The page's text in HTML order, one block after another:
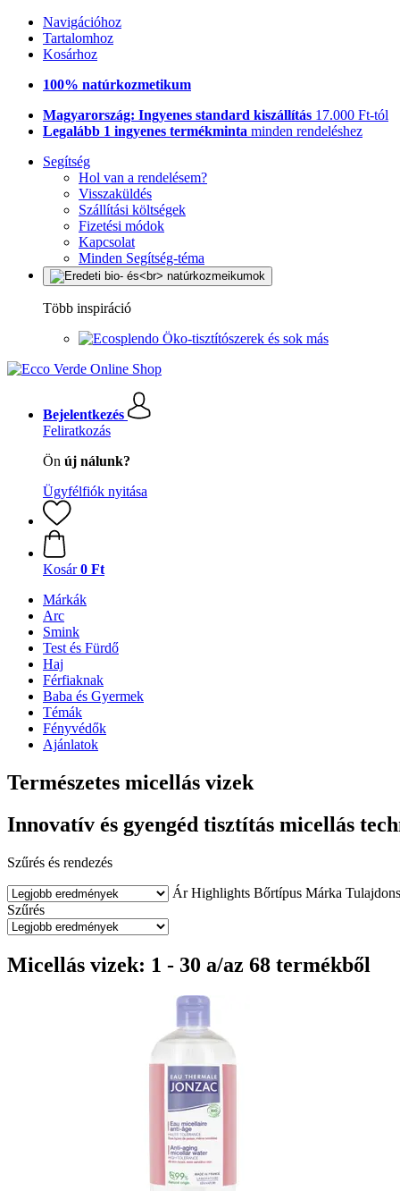
Navigációhoz
Tartalomhoz
Kosárhoz
100% natúrkozmetikum
Magyarország: Ingyenes standard kiszállítás 17.000 Ft-tól
Legalább 1 ingyenes termékminta minden rendeléshez
Segítség
Hol van a rendelésem?
Visszaküldés
Szállítási költségek
Fizetési módok
Kapcsolat
Minden Segítség-téma
Több inspiráció
Öko-tisztítószerek és sok más
Bejelentkezés
Feliratkozás
Ön új nálunk?
Ügyfélfiók nyitása
Kosár 0 Ft
Márkák
Arc
Smink
Test és Fürdő
Haj
Férfiaknak
Baba és Gyermek
Témák
Fényvédők
Ajánlatok
Természetes micellás vizek
Innovatív és gyengéd tisztítás micellás
Szűrés és rendezés
Ár Highlights Bőrtípus Márka
Szűrés
Micellás vizek: 1 - 30 a/az 68 termékből